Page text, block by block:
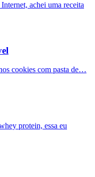
achei uma receita
cookies com pasta de…
protein, essa eu